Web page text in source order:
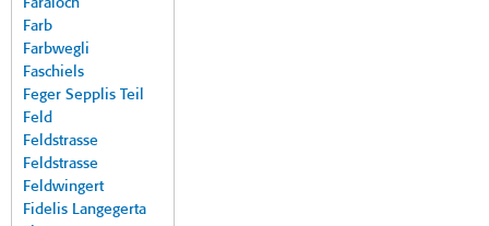
Faraloch
Farb
Farbwegli
Faschiels
Feger Sepplis Teil
Feld
Feldstrasse
Feldstrasse
Feldwingert
Fidelis Langegerta